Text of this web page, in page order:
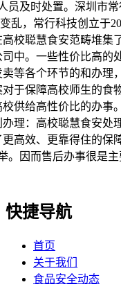
员及时处置。深圳市
乱，常行科技创立于
校聪慧食安范畴堆集
中。一些性价比高的
等各个环节的和办理
于保障高校师生的食
供给高性价比的办事
理：高校聪慧食安处
高效、更靠得住的保
。因而售后办事很是主
快捷导航
首页
关于我们
食品安全动态